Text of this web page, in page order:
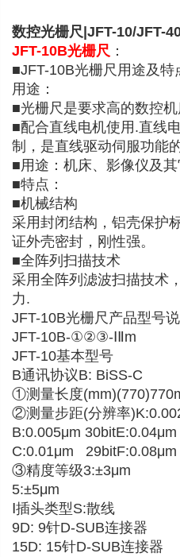
数控光栅尺|JFT-10/JFT-
JFT-10B光栅尺 ：
■JFT-10B光栅尺用途及特
用途：
■光栅尺是要求高的数控
■配合直线电机使用.直线
制，是直线驱动伺服功能
■用途：机床、影像仪及
■特点：
■机械结构
采用封闭结构，铝壳保护
证外壳密封，刚性强。
■全阵列扫描技术
采用全阵列滤波扫描技术
力.
JFT-10B光栅尺产品型号
JFT-10B-①②③-ⅠⅡm
JFT-10基本型号
B通讯协议B: BiSS-C
①测量长度
②测量步距(分辨率
B:0.005μm
C:0.01μm 29bitF:0.08μm
③精度等级3:±3μm
5:±5μm
Ⅰ插头类型S:散线
9D: 9针D-SUB连接器
15D: 15针D-SUB连接器